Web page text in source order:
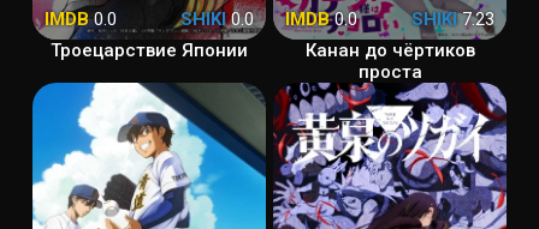
IMDB0.0 SHIKI0.0
Троецарствие Японии
IMDB0.0 SHIKI7.23
Канан до чёртиков
проста